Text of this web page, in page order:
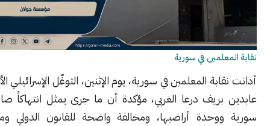
في سورية
المعلمين في سورية، يوم الإثنين، التوغّل الإسرائيلي الأخير في قرية
درعا الغربي، مؤكدة أن ما جرى يمثل انتهاكاً صارخاً لسيادة
أراضيها، ومخالفة واضحة للقانون الدولي وميثاق الأمم